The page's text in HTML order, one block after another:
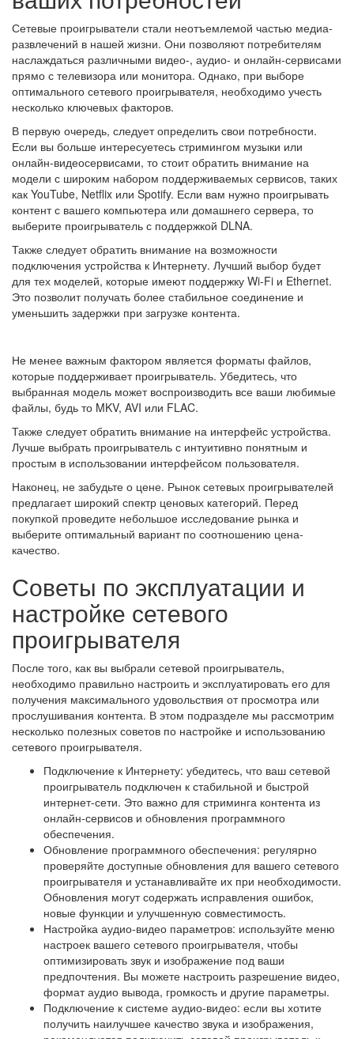
Сетевые проигрыватели стали неотъемлемой частью медиа-
развлечений в нашей жизни. Они позволяют потребителям
наслаждаться различными видео-, аудио- и онлайн-сервисами
прямо с телевизора или монитора. Однако, при выборе
оптимального сетевого проигрывателя, необходимо учесть
несколько ключевых факторов.
В первую очередь, следует определить свои потребности.
Если вы больше интересуетесь стримингом музыки или
онлайн-видеосервисами, то стоит обратить внимание на
модели с широким набором поддерживаемых сервисов, таких
как YouTube, Netflix или Spotify. Если вам нужно проигрывать
контент с вашего компьютера или домашнего сервера, то
выберите проигрыватель с поддержкой DLNA.
Также следует обратить внимание на возможности
подключения устройства к Интернету. Лучший выбор будет
для тех моделей, которые имеют поддержку Wi-Fi и Ethernet.
Это позволит получать более стабильное соединение и
уменьшить задержки при загрузке контента.
Не менее важным фактором является форматы файлов,
которые поддерживает проигрыватель. Убедитесь, что
выбранная модель может воспроизводить все ваши любимые
файлы, будь то MKV, AVI или FLAC.
Также следует обратить внимание на интерфейс устройства.
Лучше выбрать проигрыватель с интуитивно понятным и
простым в использовании интерфейсом пользователя.
Наконец, не забудьте о цене. Рынок сетевых проигрывателей
предлагает широкий спектр ценовых категорий. Перед
покупкой проведите небольшое исследование рынка и
выберите оптимальный вариант по соотношению цена-
качество.
Советы по эксплуатации и
настройке сетевого
проигрывателя
После того, как вы выбрали сетевой проигрыватель,
необходимо правильно настроить и эксплуатировать его для
получения максимального удовольствия от просмотра или
прослушивания контента. В этом подразделе мы рассмотрим
несколько полезных советов по настройке и использованию
сетевого проигрывателя.
Подключение к Интернету: убедитесь, что ваш сетевой
проигрыватель подключен к стабильной и быстрой
интернет-сети. Это важно для стриминга контента из
онлайн-сервисов и обновления программного
обеспечения.
Обновление программного обеспечения: регулярно
проверяйте доступные обновления для вашего сетевого
проигрывателя и устанавливайте их при необходимости.
Обновления могут содержать исправления ошибок,
новые функции и улучшенную совместимость.
Настройка аудио-видео параметров: используйте меню
настроек вашего сетевого проигрывателя, чтобы
оптимизировать звук и изображение под ваши
предпочтения. Вы можете настроить разрешение видео,
формат аудио вывода, громкость и другие параметры.
Подключение к системе аудио-видео: если вы хотите
получить наилучшее качество звука и изображения,